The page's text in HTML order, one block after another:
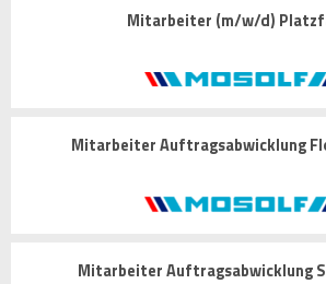
Mitarbeiter (m/w/d)
Mitarbeiter Auftragsabwicklung
Mitarbeiter Auftragsabwicklung